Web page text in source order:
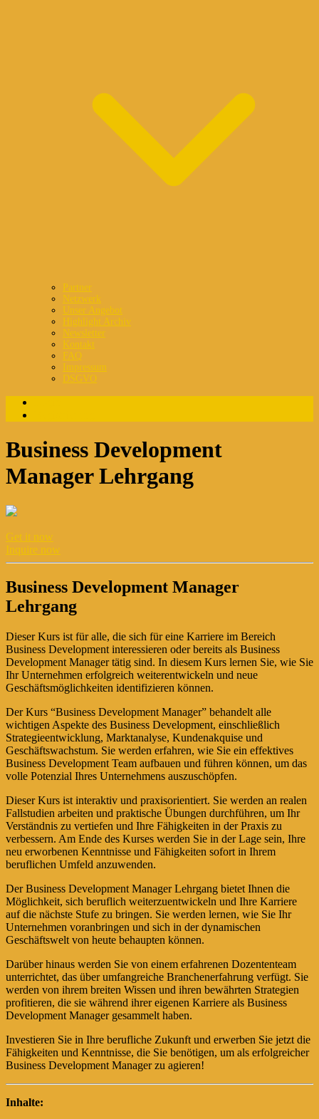
Partner
Netzwerk
Unser Angebot
Highlight Archiv
Newsletter
Kontakt
FAQ
Impressum
DSGVO
Business Development
Manager Lehrgang
Get it now
Inquire now
Business Development Manager
Lehrgang
Dieser Kurs ist für alle, die sich für eine Karriere im Bereich
Business Development interessieren oder bereits als Business
Development Manager tätig sind. In diesem Kurs lernen Sie, wie Sie
Ihr Unternehmen erfolgreich weiterentwickeln und neue
Geschäftsmöglichkeiten identifizieren können.
Der Kurs “Business Development Manager” behandelt alle
wichtigen Aspekte des Business Development, einschließlich
Strategieentwicklung, Marktanalyse, Kundenakquise und
Geschäftswachstum. Sie werden erfahren, wie Sie ein effektives
Business Development Team aufbauen und führen können, um das
volle Potenzial Ihres Unternehmens auszuschöpfen.
Dieser Kurs ist interaktiv und praxisorientiert. Sie werden an realen
Fallstudien arbeiten und praktische Übungen durchführen, um Ihr
Verständnis zu vertiefen und Ihre Fähigkeiten in der Praxis zu
verbessern. Am Ende des Kurses werden Sie in der Lage sein, Ihre
neu erworbenen Kenntnisse und Fähigkeiten sofort in Ihrem
beruflichen Umfeld anzuwenden.
Der Business Development Manager Lehrgang bietet Ihnen die
Möglichkeit, sich beruflich weiterzuentwickeln und Ihre Karriere
auf die nächste Stufe zu bringen. Sie werden lernen, wie Sie Ihr
Unternehmen voranbringen und sich in der dynamischen
Geschäftswelt von heute behaupten können.
Darüber hinaus werden Sie von einem erfahrenen Dozententeam
unterrichtet, das über umfangreiche Branchenerfahrung verfügt. Sie
werden von ihrem breiten Wissen und ihren bewährten Strategien
profitieren, die sie während ihrer eigenen Karriere als Business
Development Manager gesammelt haben.
Investieren Sie in Ihre berufliche Zukunft und erwerben Sie jetzt die
Fähigkeiten und Kenntnisse, die Sie benötigen, um als erfolgreicher
Business Development Manager zu agieren!
Inhalte: